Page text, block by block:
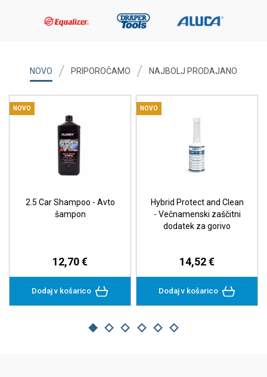
NOVO PRIPOROČAMO NAJBOLJ PRODAJANO
NOVO
2.5 Car Shampoo - Avto
šampon
12,70 €
Dodaj v košarico
NOVO
Hybrid Protect and Clean​
- Večnamenski zaščitni
dodatek za gorivo
14,52 €
Dodaj v košarico